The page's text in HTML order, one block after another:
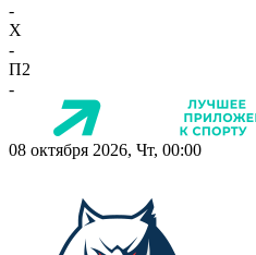
-
X
-
П2
-
08 октября 2026, Чт, 00:00